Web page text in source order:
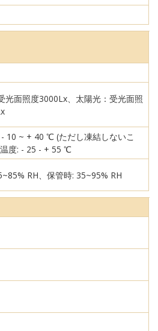
光面照度3000Lx、太陽光：受光面照
10 ~ + 40 ℃ (ただし凍結しないこ
度: - 25 - + 55 ℃
RH、保管時: 35~95% RH